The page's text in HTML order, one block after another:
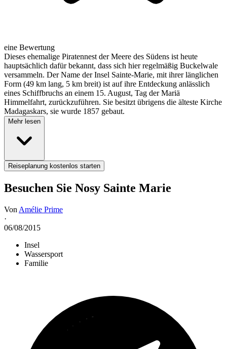
eine Bewertung
Dieses ehemalige Piratennest der Meere des Südens ist heute
hauptsächlich dafür bekannt, dass sich hier regelmäßig Buckelwale
versammeln. Der Name der Insel Sainte-Marie, mit ihrer länglichen
Form (49 km lang, 5 km breit) ist auf ihre Entdeckung anlässlich
eines Schiffbruchs an einem 15. August, Tag der Mariä
Himmelfahrt, zurückzuführen. Sie besitzt übrigens die älteste Kirche
Madagaskars, sie wurde 1857 gebaut.
Mehr lesen
Reiseplanung kostenlos starten
Besuchen Sie Nosy Sainte Marie
Von Amélie Prime
·
06/08/2015
Insel
Wassersport
Familie